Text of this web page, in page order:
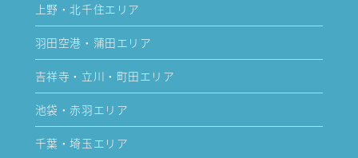
上野・北千住エリア
羽田空港・蒲田エリア
吉祥寺・立川・町田エリア
池袋・赤羽エリア
千葉・埼玉エリア